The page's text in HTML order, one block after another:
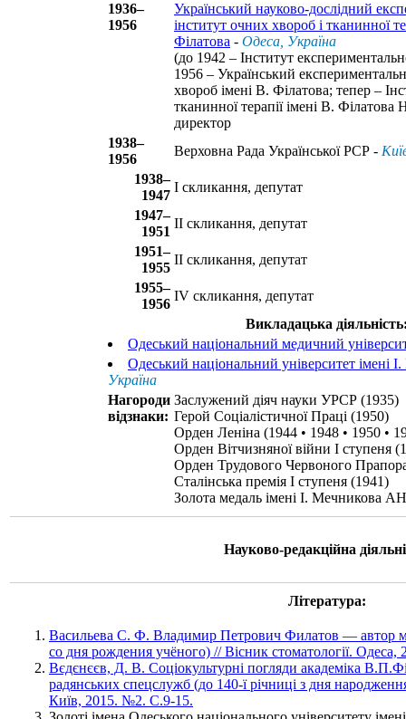
1936–
1956
Український науково-дослідний
інститут очних хвороб і тканинної
Філатова - Одеса, Україна
(до 1942 – Інститут
1956 – Український
хвороб імені В. Філатова; тепер –
тканинної терапії імені В.
директор
1938–
1956
Верховна Рада Української РСР -
1938–
1947
I скликання, депутат
1947–
1951
II скликання, депутат
1951–
1955
II скликання, депутат
1955–
1956
IV скликання, депутат
Викладацька
Одеський національний медичний
Одеський національний університет імені
Україна
Нагороди
відзнаки:
Заслужений діяч науки УРСР (1935)
Герой Соціалістичної Праці (1950)
Орден Леніна (1944 • 1948 • 1950 •
Орден Вітчизняної війни I ступеня
Орден Трудового Червоного
Сталінська премія I ступеня (1941)
Золота медаль імені І. Мечникова
Науково-редакційна
Література:
Васильева С. Ф. Владимир Петрович Филатов ― автор
со дня рождения учёного) // Вісник стоматології.
Вєдєнєєв, Д. В. Соціокультурні погляди академіка
радянських спецслужб (до 140-ї річниці з дня
Київ, 2015. №2. С.9-15.